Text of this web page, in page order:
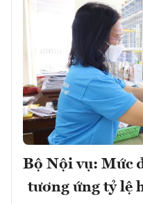
Bộ Nội vụ: Mức
tương ứng tỷ lệ